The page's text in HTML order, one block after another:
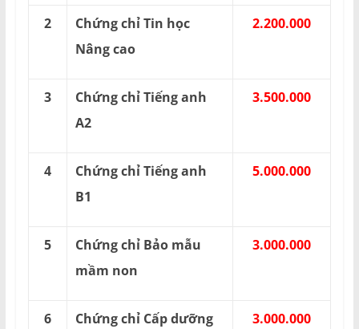
2
Chứng chỉ Tin học
Nâng cao
2.200.000
3
Chứng chỉ Tiếng anh
A2
3.500.000
4
Chứng chỉ Tiếng anh
B1
5.000.000
5
Chứng chỉ Bảo mẫu
mầm non
3.000.000
6
Chứng chỉ Cấp dưỡng
3.000.000